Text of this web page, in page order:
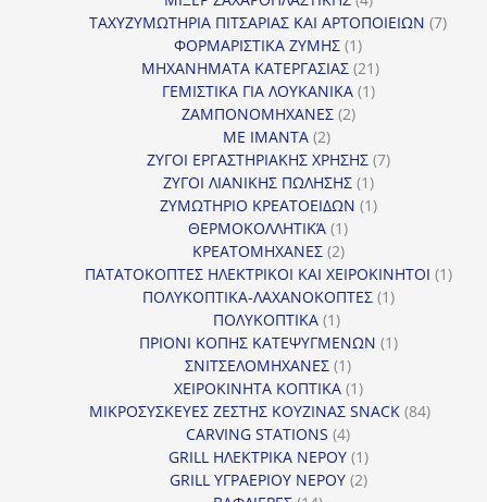
προϊόντα
ΤΑΧΥΖΥΜΩΤΗΡΙΑ ΠΙΤΣΑΡΙΑΣ ΚΑΙ ΑΡΤΟΠΟΙΕΙΩΝ 77
ΦΟΡΜΑΡΙΣΤΙΚΑ ΖΥΜΗΣ 11
προϊόν
ΜΗΧΑΝΗΜΑΤΑ ΚΑΤΕΡΓΑΣΙΑΣ 2121
προϊόντα
ΓΕΜΙΣΤΙΚΑ ΓΙΑ ΛΟΥΚΑΝΙΚΑ 11
ΖΑΜΠΟΝΟΜΗΧΑΝΕΣ 22
ΜΕ ΙΜΑΝΤΑ 22
προϊόντα
ΖΥΓΟΙ ΕΡΓΑΣΤΗΡΙΑΚΗΣ ΧΡΗΣΗΣ 77
ΖΥΓΟΙ ΛΙΑΝΙΚΗΣ ΠΩΛΗΣΗΣ 11
προϊόν
ΖΥΜΩΤΗΡΙΟ ΚΡΕΑΤΟΕΙΔΩΝ 11
ΘΕΡΜΟΚΟΛΛΗΤΙΚΆ 11
προϊόν
ΚΡΕΑΤΟΜΗΧΑΝΕΣ 22
προϊόντα
ΠΑΤΑΤΟΚΟΠΤΕΣ ΗΛΕΚΤΡΙΚΟΙ ΚΑΙ ΧΕΙΡΟΚΙΝΗΤΟΙ 11
ΠΟΛΥΚΟΠΤΙΚΑ-ΛΑΧΑΝΟΚΟΠΤΕΣ 11
ΠΟΛΥΚΟΠΤΙΚΑ 11
προϊόν
ΠΡΙΟΝΙ ΚΟΠΗΣ ΚΑΤΕΨΥΓΜΕΝΩΝ 11
ΣΝΙΤΣΕΛΟΜΗΧΑΝΕΣ 11
προϊόν
ΧΕΙΡΟΚΙΝΗΤΑ ΚΟΠΤΙΚΑ 11
προϊόν
ΜΙΚΡΟΣΥΣΚΕΥΕΣ ΖΕΣΤΗΣ ΚΟΥΖΙΝΑΣ SNACK 8484
CARVING STATIONS 44
προϊόντα
GRILL ΗΛΕΚΤΡΙΚΑ ΝΕΡΟΥ 11
προϊόν
GRILL ΥΓΡΑΕΡΙΟΥ ΝΕΡΟΥ 22